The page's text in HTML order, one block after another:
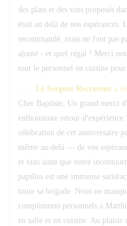
des plats et des vins proposés
était au delà de nos
recommandé, mais ne font pas
ajouté - et quel régal ! Merci
tout le personnel en cuisine pour
Le Sergent Recruteur a
Cher Baptiste, Un grand merci
enthousiaste retour
célébration de cet anniversaire
même au-delà — de vos
et vins ainsi que notre
papilles est une immense
toute sa brigade. Nous ne
compliments personnels à
en salle et en cuisine. Au plaisir